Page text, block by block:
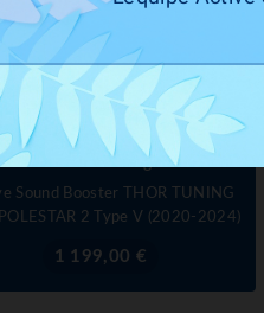
Sound Booster THOR TUNING
2 Type V (2020-2024)
Prix1 199,00 €